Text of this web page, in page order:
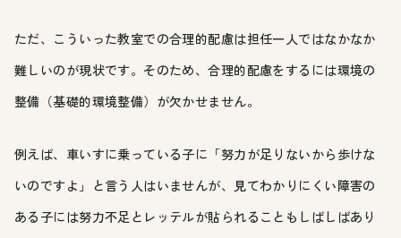
ただ、こういった教室での合理的配慮は担任一人ではなかなか
難しいのが現状です。そのため、合理的配慮をするには環境の
整備（基礎的環境整備）が欠かせません。
例えば、車いすに乗っている子に「努力が足りないから歩けな
いのですよ」と言う人はいませんが、見てわかりにくい障害の
ある子には努力不足とレッテルが貼られることもしばしばあり